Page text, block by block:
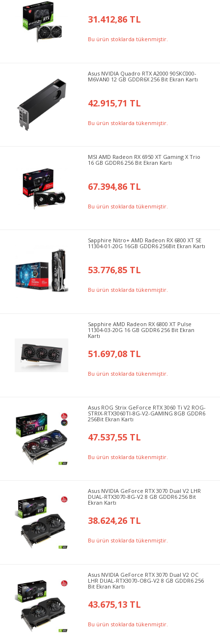
31.412,86 TL
Bu ürün stoklarda tükenmiştir.
Asus NVIDIA Quadro RTX A2000 90SKC000-
M6VAN0 12 GB GDDR6X 256 Bit Ekran Kartı
42.915,71 TL
Bu ürün stoklarda tükenmiştir.
MSI AMD Radeon RX 6950 XT Gaming X Trio
16 GB GDDR6 256 Bit Ekran Kartı
67.394,86 TL
Bu ürün stoklarda tükenmiştir.
Sapphire Nitro+ AMD Radeon RX 6800 XT SE
11304-01-20G 16GB GDDR6 256Bit Ekran Kartı
53.776,85 TL
Bu ürün stoklarda tükenmiştir.
Sapphire AMD Radeon RX 6800 XT Pulse
11304-03-20G 16 GB GDDR6 256 Bit Ekran
Kartı
51.697,08 TL
Bu ürün stoklarda tükenmiştir.
Asus ROG Strix GeForce RTX 3060 Ti V2 ROG-
STRIX-RTX3060TI-8G-V2-GAMING 8GB GDDR6
256Bit Ekran Kartı
47.537,55 TL
Bu ürün stoklarda tükenmiştir.
Asus NVIDIA GeForce RTX 3070 Dual V2 LHR
DUAL-RTX3070-8G-V2 8 GB GDDR6 256 Bit
Ekran Kartı
38.624,26 TL
Bu ürün stoklarda tükenmiştir.
Asus NVIDIA GeForce RTX 3070 Dual V2 OC
LHR DUAL-RTX3070-O8G-V2 8 GB GDDR6 256
Bit Ekran Kartı
43.675,13 TL
Bu ürün stoklarda tükenmiştir.